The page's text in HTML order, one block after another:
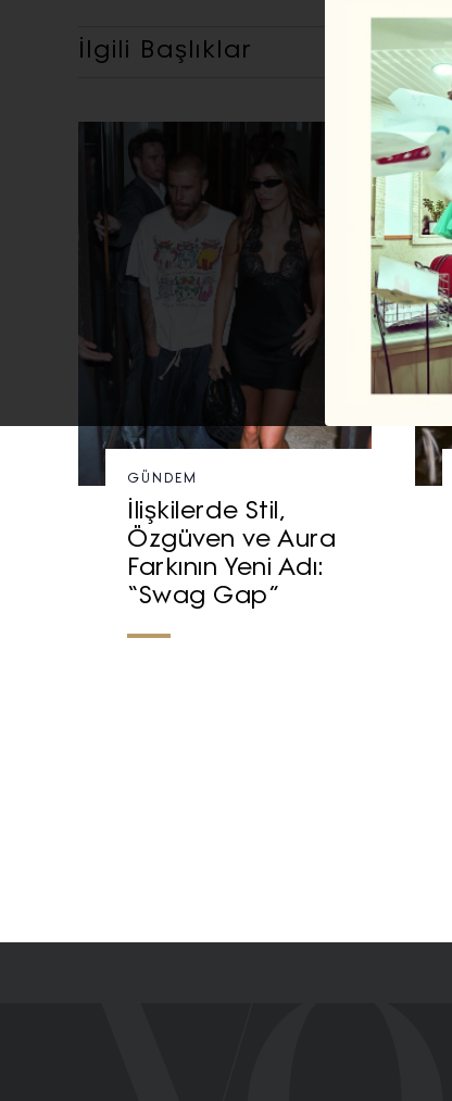
İlgili Başlıklar
GÜNDEM
İlişkilerde Stil,
Özgüven ve Aura
Farkının Yeni Adı:
“Swag Gap”